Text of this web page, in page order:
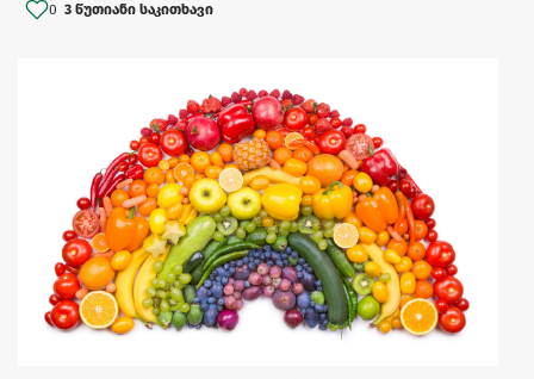
0 3 წუთიანი საკითხავი